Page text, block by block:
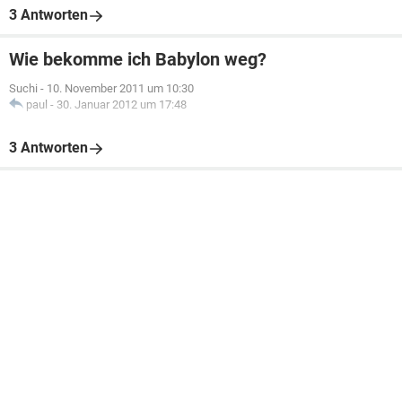
3 Antworten
Wie bekomme ich Babylon weg?
Suchi - 10. November 2011 um 10:30
paul - 30. Januar 2012 um 17:48
3 Antworten